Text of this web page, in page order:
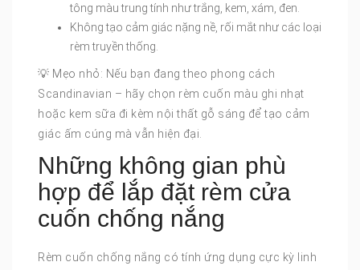
tông màu trung tính như trắng, kem, xám, đen.
Không tạo cảm giác nặng nề, rối mắt như các loại
rèm truyền thống.
💡 Mẹo nhỏ: Nếu bạn đang theo phong cách
Scandinavian – hãy chọn rèm cuốn màu ghi nhạt
hoặc kem sữa đi kèm nội thất gỗ sáng để tạo cảm
giác ấm cúng mà vẫn hiện đại.
Những không gian phù
hợp để lắp đặt rèm cửa
cuốn chống nắng
Rèm cuốn chống nắng có tính ứng dụng cực kỳ linh